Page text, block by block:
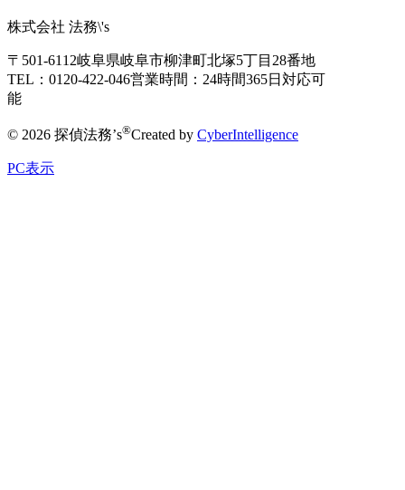
株式会社 法務\'s
〒501-6112岐阜県岐阜市柳津町北塚5丁目28番地
TEL：0120-422-046営業時間：24時間365日対応可
能
© 2026 探偵法務’s®Created by CyberIntelligence
PC表示